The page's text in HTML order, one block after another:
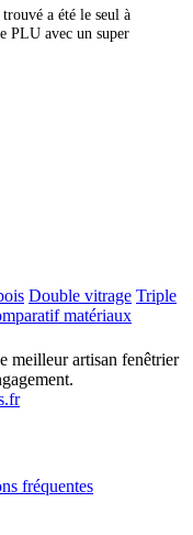
a été le seul à
PLU avec un super
Double vitrage Triple
matériaux
meilleur artisan fenêtrier
fréquentes